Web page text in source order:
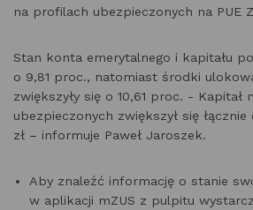
na profilach ubezpieczonych na PUE
Stan konta emerytalnego i kapitału
o 9,81 proc., natomiast środki
zwiększyły się o 10,61 proc. - Kapitał
ubezpieczonych zwiększył się
zł – informuje Paweł Jaroszek.
Aby znaleźć informację o stanie
w aplikacji mZUS z pulpitu